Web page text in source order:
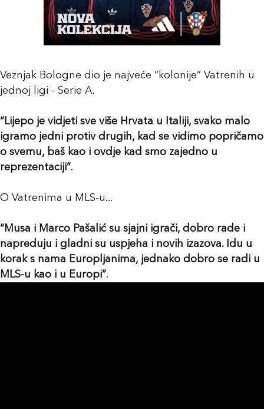
Veznjak Bologne dio je najveće “kolonije” Vatrenih u
jednoj ligi - Serie A.
“Lijepo je vidjeti sve više Hrvata u Italiji, svako malo
igramo jedni protiv drugih, kad se vidimo popričamo
o svemu, baš kao i ovdje kad smo zajedno u
reprezentaciji”.
O Vatrenima u MLS-u...
“Musa i Marco Pašalić su sjajni igrači, dobro rade i
napreduju i gladni su uspjeha i novih izazova. Idu u
korak s nama Europljanima, jednako dobro se radi u
MLS-u kao i u Europi”.